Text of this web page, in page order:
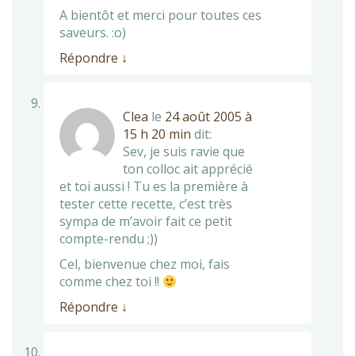
A bientôt et merci pour toutes ces
saveurs. :o)
Répondre ↓
Clea le 24 août 2005 à
15 h 20 min dit:
Sev, je suis ravie que
ton colloc ait apprécié
et toi aussi ! Tu es la première à
tester cette recette, c’est très
sympa de m’avoir fait ce petit
compte-rendu ;))
Cel, bienvenue chez moi, fais
comme chez toi !!
Répondre ↓